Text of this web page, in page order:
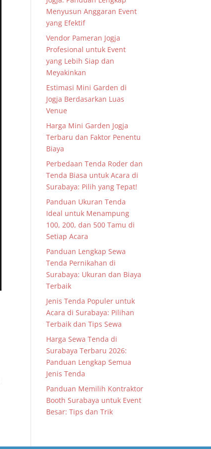
Menyusun Anggaran Event
yang Efektif
Vendor Pameran Jogja
Profesional untuk Event
yang Lebih Siap dan
Meyakinkan
Estimasi Mini Garden di
Jogja Berdasarkan Luas
Venue
Harga Mini Garden Jogja
Terbaru dan Faktor Penentu
Biaya
Perbedaan Tenda Roder dan
Tenda Biasa untuk Acara di
Surabaya: Pilih yang Tepat!
Panduan Ukuran Tenda
Ideal untuk Menampung
100, 200, dan 500 Tamu di
Setiap Acara
Panduan Lengkap Sewa
Tenda Pernikahan di
Surabaya: Ukuran dan Biaya
Terbaik
Jenis Tenda Populer untuk
Acara di Surabaya: Pilihan
Terbaik dan Tips Sewa
Harga Sewa Tenda di
Surabaya Terbaru 2026:
Panduan Lengkap Semua
Jenis Tenda
Panduan Memilih Kontraktor
Booth Surabaya untuk Event
Besar: Tips dan Trik